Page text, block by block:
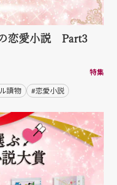
恋愛小説 Part3
特集
讀物 #恋愛小説